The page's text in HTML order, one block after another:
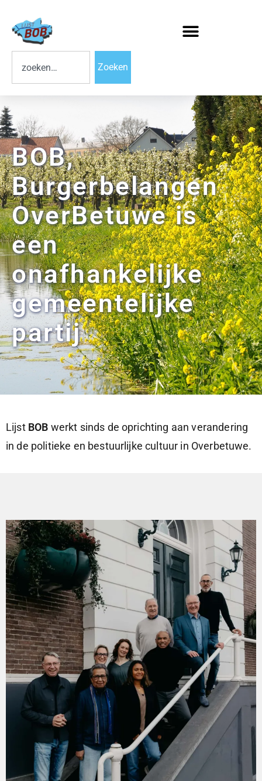
Zoeken
BOB,
Burgerbelangen
OverBetuwe is
een
onafhankelijke
gemeentelijke
partij
Lijst BOB werkt sinds de oprichting aan verandering
in de politieke en bestuurlijke cultuur in Overbetuwe.